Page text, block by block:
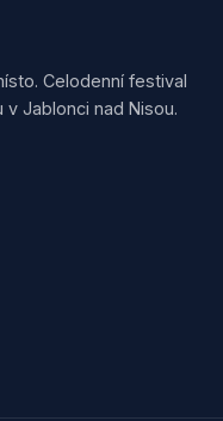
Celodenní festival
Jablonci nad Nisou.